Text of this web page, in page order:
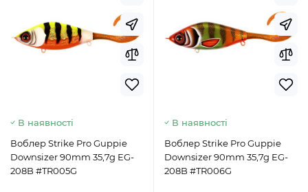
В наявності
Воблер Strike Pro Guppie
Downsizer 90mm 35,7g EG-
208B #TR005G
В наявності
Воблер Strike Pro Guppie
Downsizer 90mm 35,7g EG-
208B #TR006G